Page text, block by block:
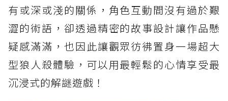
有或深或淺的關係，角色互動間沒有過於艱
澀的術語，卻透過精密的故事設計讓作品懸
疑感滿滿，也因此讓觀眾彷彿置身一場超大
型狼人殺體驗，可以用最輕鬆的心情享受最
沉浸式的解謎遊戲！